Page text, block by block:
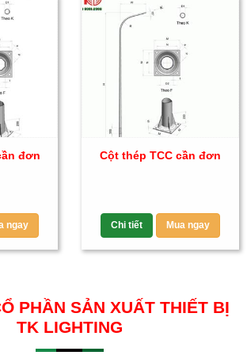
đơn
ngay
Cột thép TCC cần đơn
Chi tiết Mua ngay
PHẦN SẢN XUẤT THIẾT BỊ
TK LIGHTING